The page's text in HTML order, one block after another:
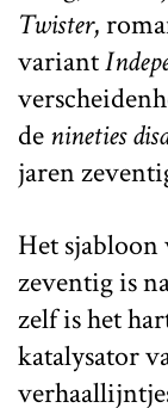
Twister,
variant
denineties
jaren
Het
zeventig is
zelf is het
katalysator